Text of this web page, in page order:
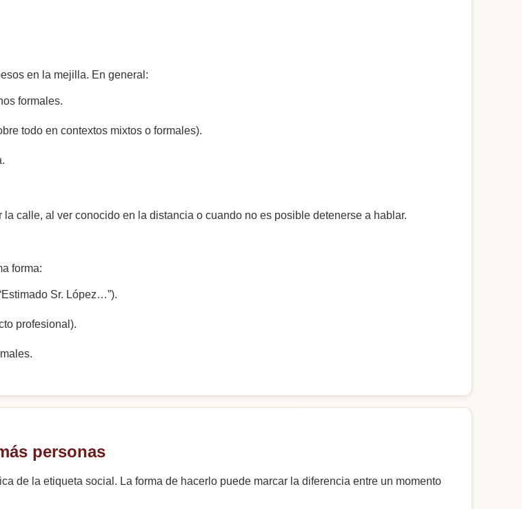
en la mejilla. En general:
formales.
todo en contextos mixtos o formales).
calle, al ver conocido en la distancia o cuando no es posible detenerse a hablar.
forma:
Sr. López…”).
profesional).
personas
de la etiqueta social. La forma de hacerlo puede marcar la diferencia entre un momento